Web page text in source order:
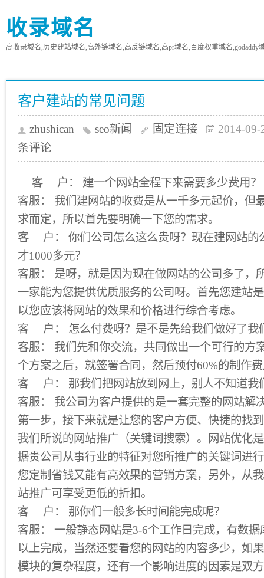
收录域名
高收录域名,历史建站域名,高外链域名,高反链域名,高pr域名,百度权重域名,godaddy
客户建站的常见问题
zhushican seo新闻 固定连接
2014-09-
条评论
客 户： 建一个网站全程下来需要多少费用？
客服： 我们建网站的收费是从一千多元起价，但
求而定，所以首先要明确一下您的需求。
客 户： 你们公司怎么这么贵呀？现在建网站的
才1000多元？
客服： 是呀，就是因为现在做网站的公司多了，
一家能为您提供优质服务的公司呀。首先您建站
以您应该将网站的效果和价格进行综合考虑。
客 户： 怎么付费呀？是不是先给我们做好了我
客服： 我们先和你交流，共同做出一个可行的方
个方案之后，就签署合同，然后预付60%的制作
客 户： 那我们把网站放到网上，别人不知道我
客服： 我公司为客户提供的是一套完整的网站解
第一步，接下来就是让您的客户方便、快捷的找
我们所说的网站推广（关键词搜索）。网站优化
据贵公司从事行业的特征对您所推广的关键词进
您定制省钱又能有高效果的营销方案，另外，从
站推广可享受更低的折扣。
客 户： 那你们一般多长时间能完成呢？
客服： 一般静态网站是3-6个工作日完成，有数
以上完成，当然还要看您的网站的内容多少，如
模块的复杂程度，还有一个影响进度的因素是双